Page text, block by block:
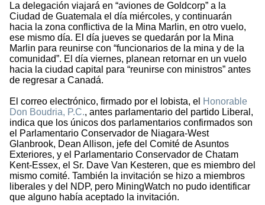
La delegación viajará en “aviones de Goldcorp” a la
Ciudad de Guatemala el día miércoles, y continuarán
hacia la zona conflictiva de la Mina Marlin, en otro vuelo,
ese mismo día. El día jueves se quedarán por la Mina
Marlin para reunirse con “funcionarios de la mina y de la
comunidad”. El día viernes, planean retornar en un vuelo
hacia la ciudad capital para “reunirse con ministros” antes
de regresar a Canadá.
El correo electrónico, firmado por el lobista, el Honorable
Don Boudria, P.C., antes parlamentario del partido Liberal,
indica que los únicos dos parlamentarios confirmados son
el Parlamentario Conservador de Niagara-West
Glanbrook, Dean Allison, jefe del Comité de Asuntos
Exteriores, y el Parlamentario Conservador de Chatam
Kent-Essex, el Sr. Dave Van Kesteren, que es miembro del
mismo comité. También la invitación se hizo a miembros
liberales y del NDP, pero MiningWatch no pudo identificar
que alguno había aceptado la invitación.